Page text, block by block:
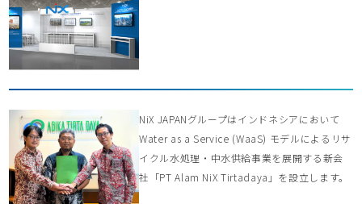
NiX JAPANグループはインドネシアにおいて
Water as a Service (WaaS) モデルによるリサ
イクル水処理・中水供給事業を展開する新会
社「PT Alam NiX Tirtadaya」を設立します。